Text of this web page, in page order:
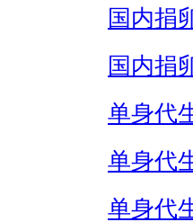
国内捐
国内捐
单身代
单身代
单身代